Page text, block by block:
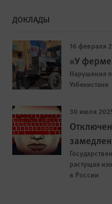
ДОКЛАДЫ
16 февраля
«У
Нарушения
Узбекистане
30 июля
растущая
в России